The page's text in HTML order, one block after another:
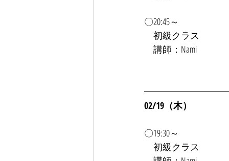
〇20:45～
初級クラス
講師：Nami
02/19（木）
〇19:30～
初級クラス